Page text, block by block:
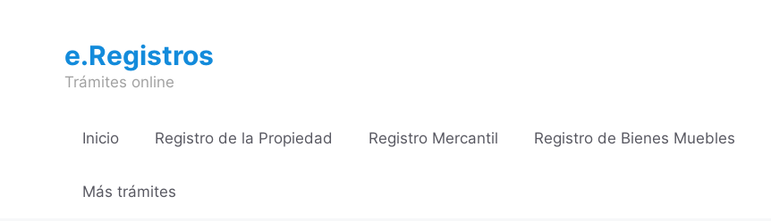
contenidoe.Registros
Trámites online
Inicio Registro de la Propiedad Registro Mercantil Registro de Bienes Muebles
Más trámites